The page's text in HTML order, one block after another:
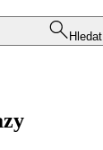
Hledat